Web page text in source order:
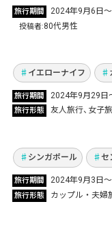
旅行期間 2024年9月6日
投稿者 80代男性
Vol.1176
オーロラを見に
へ 空から降り
イエローナイフ
旅行期間 2024年9月29日
旅行形態 友人旅行 女子旅
Vol.1126
「インフィニテ
ぐ！退職と再就
シンガポール セ
旅行期間 2024年9月3日
旅行形態 カップル・夫婦
グルメに美しい